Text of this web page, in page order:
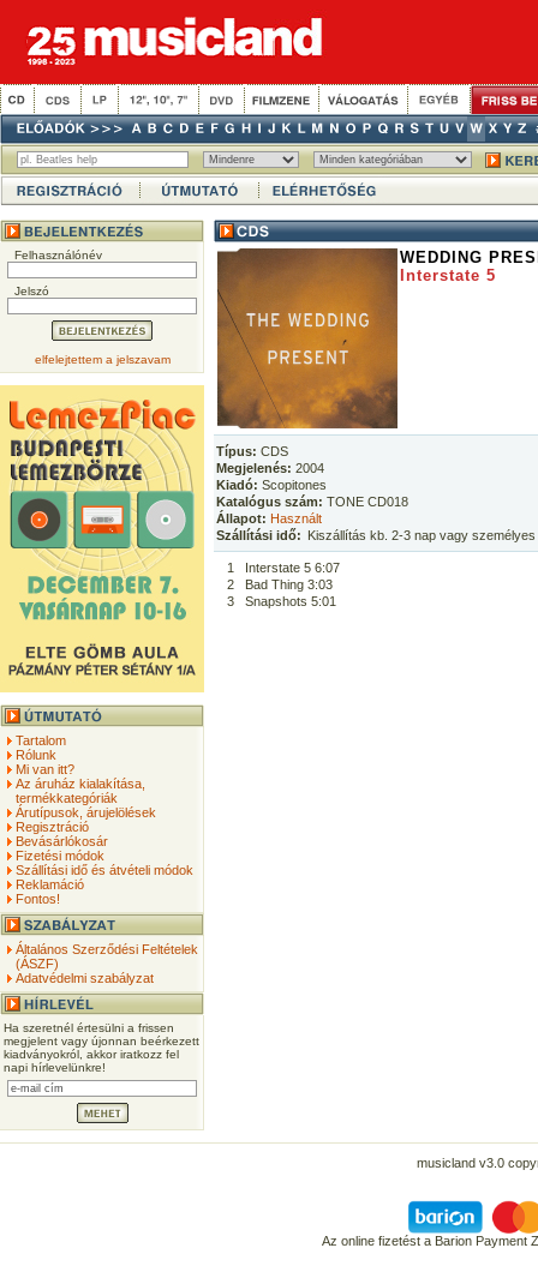
Felhasználónév
Jelszó
elfelejtettem a jelszavam
Tartalom
Rólunk
Mi van itt?
Az áruház kialakítása,
termékkategóriák
Árutípusok, árujelölések
Regisztráció
Bevásárlókosár
Fizetési módok
Szállítási idő és átvételi módok
Reklamáció
Fontos!
Általános Szerződési Feltételek
(ÁSZF)
Adatvédelmi szabályzat
Ha szeretnél értesülni a frissen
megjelent vagy újonnan beérkezett
kiadványokról, akkor iratkozz fel
napi hírlevelünkre!
WEDDING
Interstate 5
Típus: CDS
Megjelenés: 2004
Kiadó: Scopitones
Katalógus szám: TONE CD018
Állapot: Használt
Szállítási idő: Kiszállítás kb. 2-3 nap vagy
1
Interstate 5 6:07
2
Bad Thing 3:03
3
Snapshots 5:01
musicland v3.0
Az online fizetést a Barion Payment